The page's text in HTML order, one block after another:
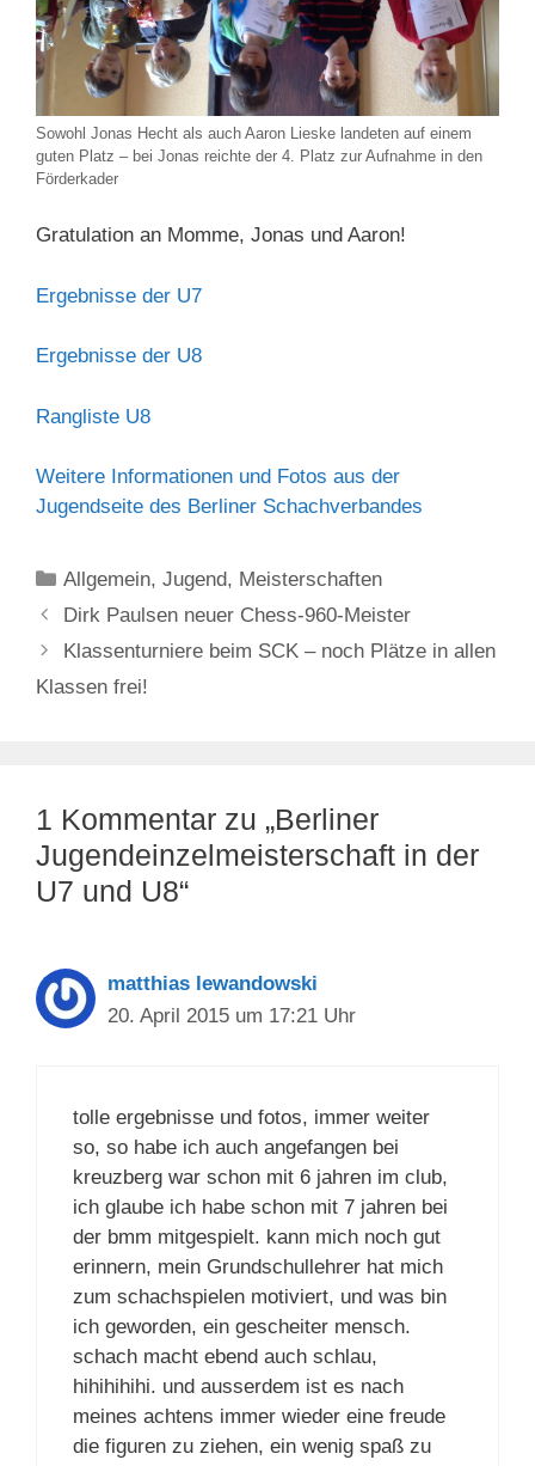
Sowohl Jonas Hecht als auch Aaron Lieske landeten auf einem
guten Platz – bei Jonas reichte der 4. Platz zur Aufnahme in den
Förderkader
Gratulation an Momme, Jonas und Aaron!
Ergebnisse der U7
Ergebnisse der U8
Rangliste U8
Weitere Informationen und Fotos aus der
Jugendseite des Berliner Schachverbandes
Kategorien
Allgemein,Jugend, Meisterschaften
Dirk Paulsen neuer Chess-960-Meister
Klassenturniere beim SCK – noch Plätze in allen
Klassen frei!
1 Kommentar zu „Berliner
Jugendeinzelmeisterschaft in der
U7 und U8“
matthias lewandowski
20. April 2015 um 17:21 Uhr
tolle ergebnisse und fotos, immer weiter
so, so habe ich auch angefangen bei
kreuzberg war schon mit 6 jahren im club,
ich glaube ich habe schon mit 7 jahren bei
der bmm mitgespielt. kann mich noch gut
erinnern, mein Grundschullehrer hat mich
zum schachspielen motiviert, und was bin
ich geworden, ein gescheiter mensch.
schach macht ebend auch schlau,
hihihihihi. und ausserdem ist es nach
meines achtens immer wieder eine freude
die figuren zu ziehen, ein wenig spaß zu